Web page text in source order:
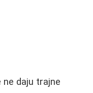
daju trajne